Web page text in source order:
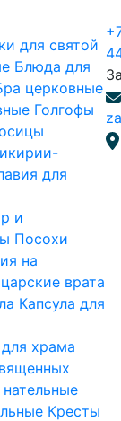
для святой
Блюда для
церковные
Голгофы
для
и
Посохи
на
врата
Капсула для
храма
Кресты